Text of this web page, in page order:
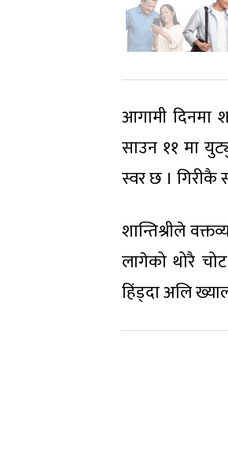
आगामी दिनमा
साउन ११ मा
स्वर छ । गिरीकै
शान्तिश्रीले
लागेको थोरै
हिंड्दा अलि